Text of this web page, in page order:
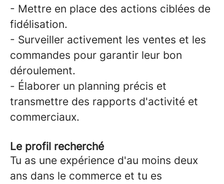
- Mettre en place des actions ciblées de
fidélisation.
- Surveiller activement les ventes et les
commandes pour garantir leur bon
déroulement.
- Élaborer un planning précis et
transmettre des rapports d'activité et
commerciaux.
Le profil recherché
Tu as une expérience d'au moins deux
ans dans le commerce et tu es